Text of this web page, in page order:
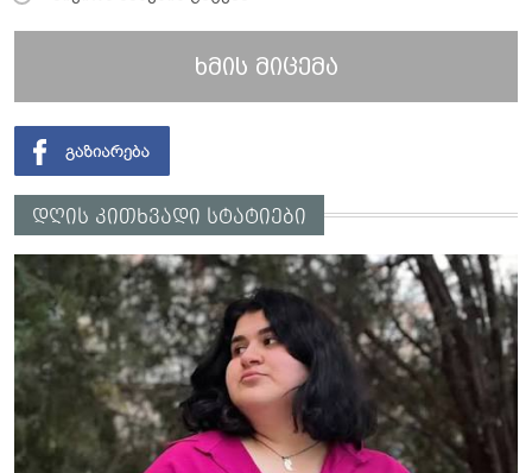
ხმის მიცემა
დღის კითხვადი სტატიები